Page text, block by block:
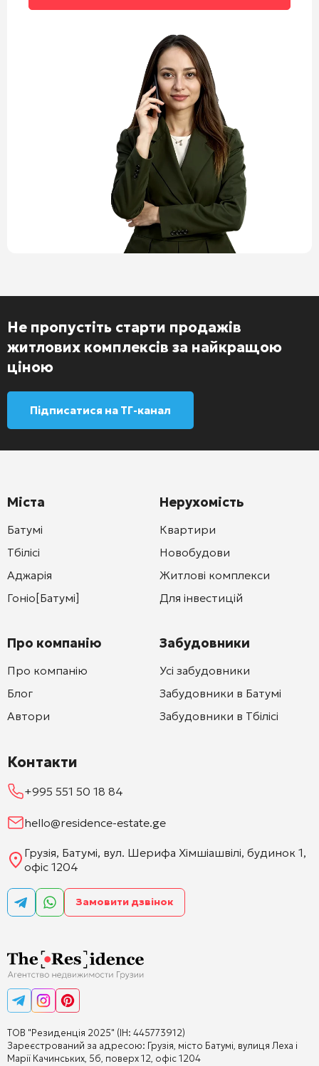
Не пропустіть старти продажів
житлових комплексів за найкращою
ціною
Підписатися на ТГ-канал
ТОВ "Резиденція 2025" (ІН: 445773912)
Зареєстрований за адресою: Грузія, місто Батумі, вулиця Леха і
Марії Качинських, 5б, поверх 12, офіс 1204
Міста
Батумі
Тбілісі
Аджарія
Гоніо[Батумі]
Про компанію
Про компанію
Блог
Автори
Нерухомість
Квартири
Новобудови
Житлові комплекси
Для інвестицій
Забудовники
Усі забудовники
Забудовники в Батумі
Забудовники в Тбілісі
Контакти
+995 551 50 18 84
hello@residence-estate.ge
Грузія, Батумі, вул. Шерифа Хімшіашвілі, будинок 1,
офіс 1204
Замовити дзвінок